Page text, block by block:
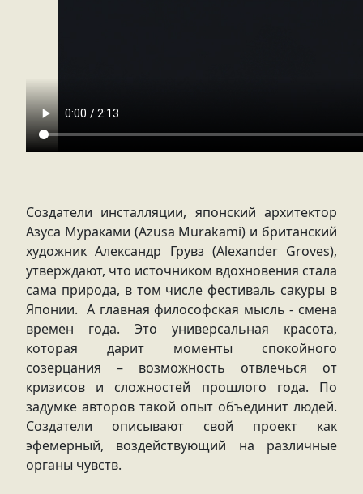
Создатели инсталляции, японский архитектор
Азуса Мураками (Azusa Murakami) и британский
художник Александр Грувз (Alexander Groves),
утверждают, что источником вдохновения стала
сама природа, в том числе фестиваль сакуры в
Японии. А главная философская мысль - смена
времен года. Это универсальная красота,
которая дарит моменты спокойного
созерцания – возможность отвлечься от
кризисов и сложностей прошлого года. По
задумке авторов такой опыт объединит людей.
Создатели описывают свой проект как
эфемерный, воздействующий на различные
органы чувств.